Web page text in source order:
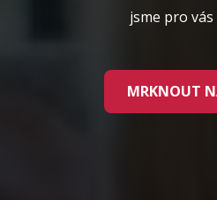
jsme pro
MRKNOUT